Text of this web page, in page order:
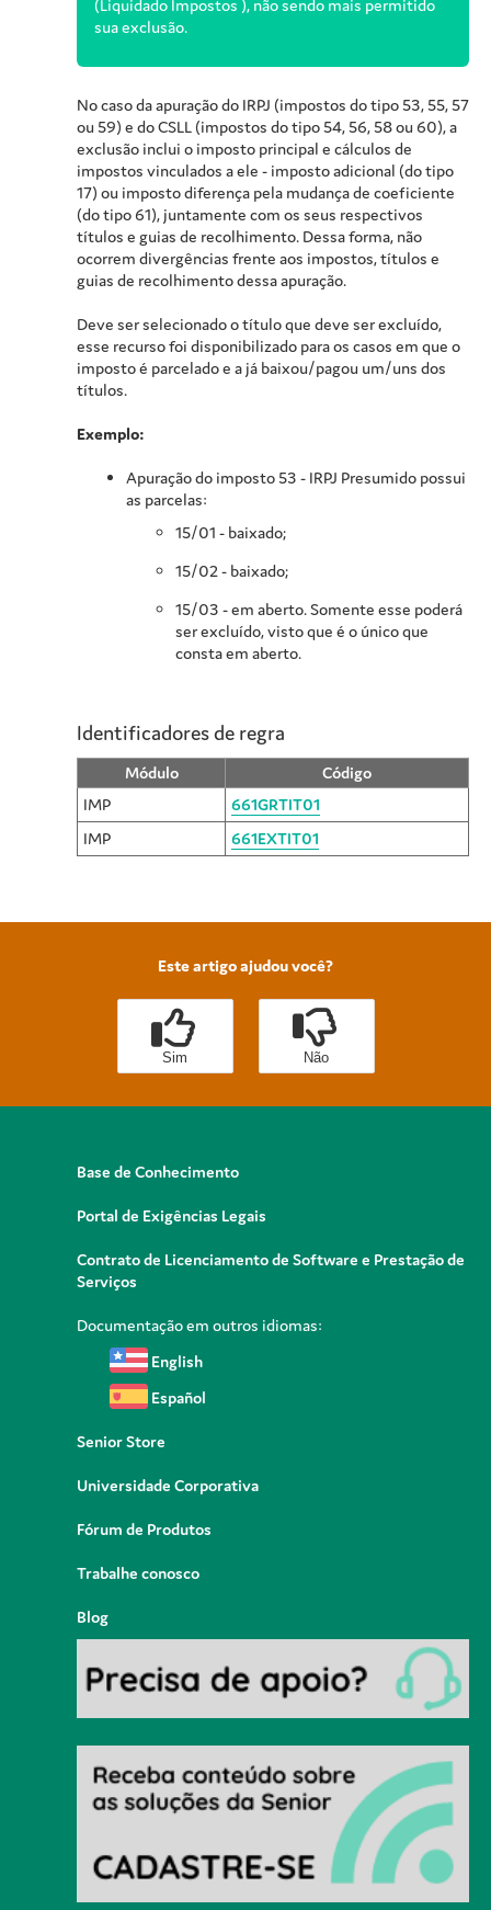
(Liquidado Impostos ), não sendo mais permitido
sua exclusão.
No caso da apuração do IRPJ (impostos do tipo 53, 55, 57
ou 59) e do CSLL (impostos do tipo 54, 56, 58 ou 60), a
exclusão inclui o imposto principal e cálculos de
impostos vinculados a ele - imposto adicional (do tipo
17) ou imposto diferença pela mudança de coeficiente
(do tipo 61), juntamente com os seus respectivos
títulos e guias de recolhimento. Dessa forma, não
ocorrem divergências frente aos impostos, títulos e
guias de recolhimento dessa apuração.
Deve ser selecionado o título que deve ser excluído,
esse recurso foi disponibilizado para os casos em que o
imposto é parcelado e a já baixou/pagou um/uns dos
títulos.
Exemplo:
Apuração do imposto 53 - IRPJ Presumido possui
as parcelas:
15/01 - baixado;
15/02 - baixado;
15/03 - em aberto. Somente esse poderá
ser excluído, visto que é o único que
consta em aberto.
Identificadores de regra
Módulo
Código
IMP
661GRTIT01
IMP
661EXTIT01
Este artigo ajudou você?
Sim Não
Base de Conhecimento
Portal de Exigências Legais
Contrato de Licenciamento de Software e Prestação de
Serviços
Documentação em outros idiomas:
English
Español
Senior Store
Universidade Corporativa
Fórum de Produtos
Trabalhe conosco
Blog